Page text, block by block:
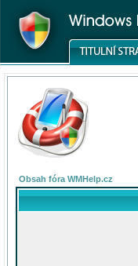
Obsah fóra WMHelp.cz